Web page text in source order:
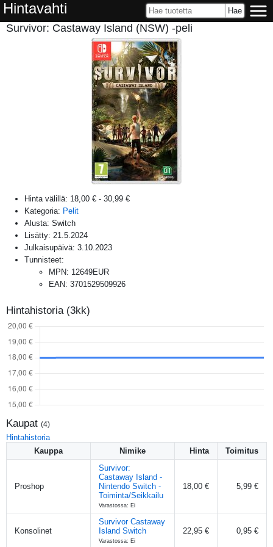
Hintavahti
Survivor: Castaway Island (NSW) -peli
Hinta välillä: 18,00 € - 30,99 €
Kategoria: Pelit
Alusta: Switch
Lisätty: 21.5.2024
Julkaisupäivä: 3.10.2023
Tunnisteet:
MPN: 12649EUR
EAN: 3701529509926
Hintahistoria (3kk)
Kaupat (4)
Hintahistoria
Kauppa
Nimike Hinta Toimitus
Proshop
Survivor:
Castaway Island -
Nintendo Switch -
Toiminta/Seikkailu
Varastossa: Ei
18,00 € 5,99 €
Konsolinet
Survivor Castaway
Island Switch
Varastossa: Ei
22,95 € 0,95 €